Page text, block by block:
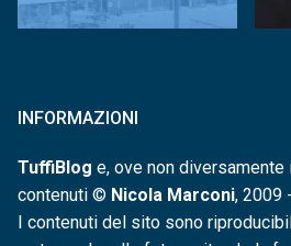
INFORMAZIONI
TuffiBlog e, ove non
contenuti © Nicola Marconi, 2009
I contenuti del sito sono